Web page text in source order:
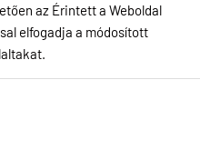
az Érintett a Weboldal
elfogadja a módosított